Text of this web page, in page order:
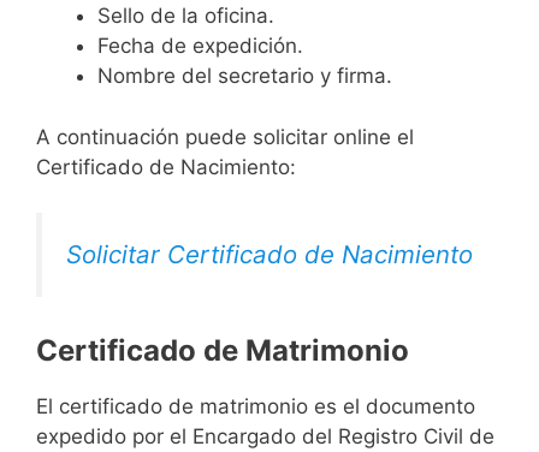
Sello de la oficina.
Fecha de expedición.
Nombre del secretario y firma.
A continuación puede solicitar online el
Certificado de Nacimiento:
Solicitar Certificado de Nacimiento
Certificado de Matrimonio
El certificado de matrimonio es el documento
expedido por el Encargado del Registro Civil de